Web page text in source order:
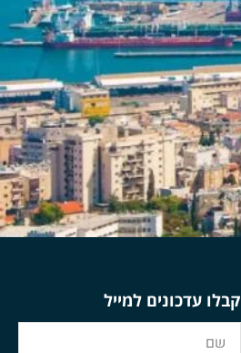
קבלו עדכונים למייל